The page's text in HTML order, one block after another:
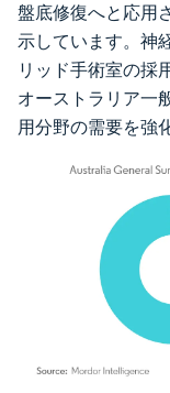
盤底修復へと応用
示しています。神
リッド手術室の採
オーストラリア一
用分野の需要を強